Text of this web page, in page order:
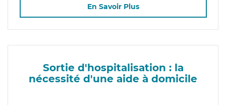
En Savoir Plus
Sortie d'hospitalisation : la
nécessité d'une aide à domicile